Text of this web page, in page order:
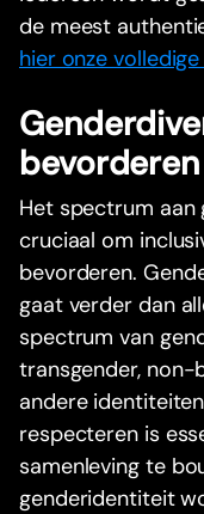
de meest
hier onze
bevorderen
Het spectrum
cruciaal om
bevorderen.
gaat verder dan
spectrum van
transgender, non-
andere
respecteren is
samenleving te
genderidentiteit